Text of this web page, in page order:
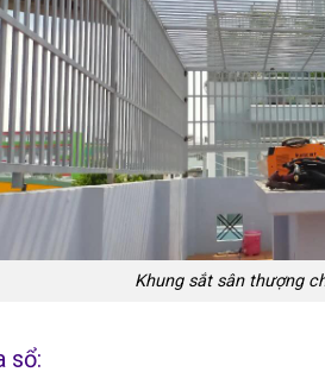
Khung sắt sân thượng
sổ: